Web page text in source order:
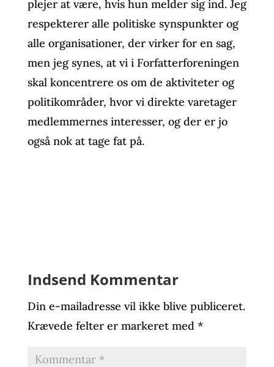
plejer at være, hvis hun melder sig ind. Jeg
respekterer alle politiske synspunkter og
alle organisationer, der virker for en sag,
men jeg synes, at vi i Forfatterforeningen
skal koncentrere os om de aktiviteter og
politikområder, hvor vi direkte varetager
medlemmernes interesser, og der er jo
også nok at tage fat på.
Indsend Kommentar
Din e-mailadresse vil ikke blive publiceret.
Krævede felter er markeret med *